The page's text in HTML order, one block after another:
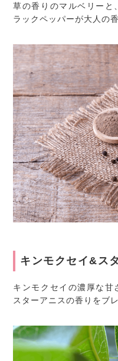
草の香りのマルベリーと
ラックペッパーが大人の
キンモクセイ&ス
キンモクセイの濃厚な甘
スターアニスの香りをブ